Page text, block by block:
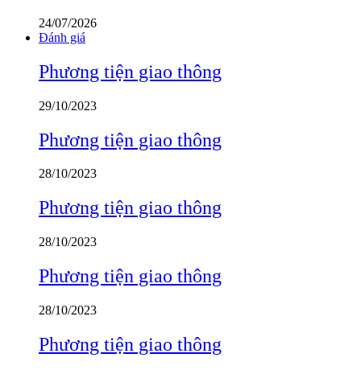
24/07/2026
Đánh giá
Phương tiện giao thông
29/10/2023
Phương tiện giao thông
28/10/2023
Phương tiện giao thông
28/10/2023
Phương tiện giao thông
28/10/2023
Phương tiện giao thông